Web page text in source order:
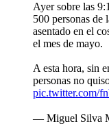
Ayer sobre las
500 personas de
asentado en el
el mes de mayo.
A esta hora, sin
personas no
pic.twitter.com/
— Miguel Silva